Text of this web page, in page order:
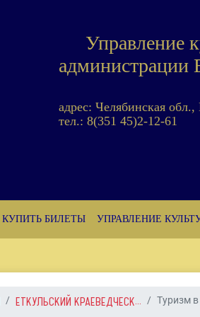
Управление
администрации
адрес: Челябинская
тел.: 8(351 45)2-12-61
КУПИТЬ БИЛЕТЫ УПРАВЛЕНИЕ
ЕТКУЛЬСКИЙ КРАЕВЕДЧЕСК... Туризм